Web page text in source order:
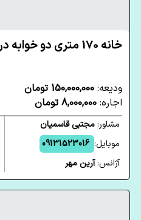
خانه 170 متری دو خوابه در خیابان صحرا یزد
ودیعه: 150,000,000 تومان
اجاره: 8,000,000 تومان
مشاور:مجتبی قاسمیان
موبایل: 09131523016
آژانس:آرین مهر